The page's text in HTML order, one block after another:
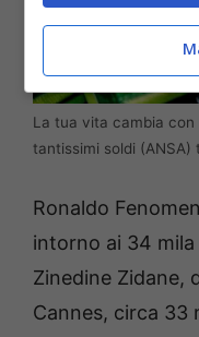
La tua vita cambia
tantissimi soldi (ANSA)
Ronaldo
intorno ai 34
Zinedine Zidane,
Cannes, circa 33